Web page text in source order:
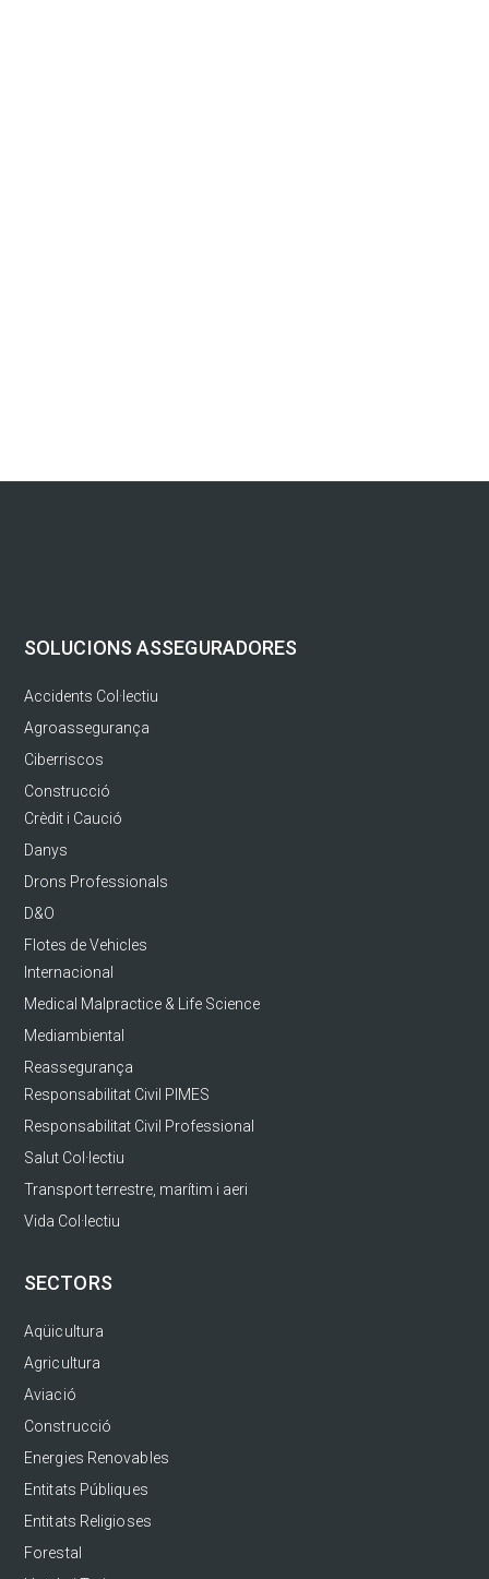
SOLUCIONS ASSEGURADORES
Accidents Col·lectiu
Agroassegurança
Ciberriscos
Construcció
Crèdit i Caució
Danys
Drons Professionals
D&O
Flotes de Vehicles
Internacional
Medical Malpractice & Life Science
Mediambiental
Reassegurança
Responsabilitat Civil PIMES
Responsabilitat Civil Professional
Salut Col·lectiu
Transport terrestre, marítim i aeri
Vida Col·lectiu
SECTORS
Aqüicultura
Agricultura
Aviació
Construcció
Energies Renovables
Entitats Públiques
Entitats Religioses
Forestal